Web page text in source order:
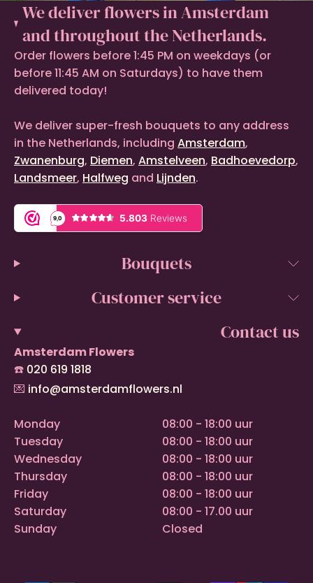
We deliver flowers in Amsterdam
and throughout the Netherlands.
Order flowers before 1:45 PM on weekdays (or
before 11:45 AM on Saturdays) to have them
delivered today!
We deliver super-fresh bouquets to any address
in the Netherlands, including Amsterdam,
Zwanenburg, Diemen, Amstelveen, Badhoevedorp,
Landsmeer, Halfweg and Lijnden.
Bouquets
Customer service
Contact us
Amsterdam Flowers
☎️ 020 619 1818
💌 info@amsterdamflowers.nl
Monday
Tuesday
Wednesday
Thursday
Friday
Saturday
Sunday
08:00 - 18:00 uur
08:00 - 18:00 uur
08:00 - 18:00 uur
08:00 - 18:00 uur
08:00 - 18:00 uur
08:00 - 17.00 uur
Closed